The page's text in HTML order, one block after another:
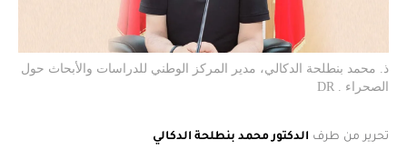
ذ. محمد بنطلحة الدكالي، مدير المركز الوطني للدراسات والأبحاث حول
الصحراء . DR
تحرير من طرف الدكتور محمد بنطلحة الدكالي